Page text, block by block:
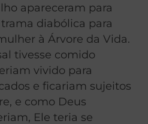
apareceram para
diabólica para
à Árvore da Vida.
tivesse comido
vivido para
e ficariam sujeitos
e como Deus
Ele teria se